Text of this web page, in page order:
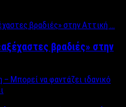
βραδιές» στην